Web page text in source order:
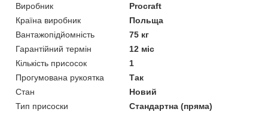
Виробник
Procraft
Країна виробник
Польща
Вантажопідйомність
75 кг
Гарантійний термін
12 міс
Кількість присосок
1
Прогумована рукоятка
Так
Стан
Новий
Тип присоски
Стандартна (пряма)